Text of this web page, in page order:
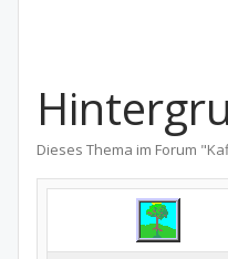
Dieses Thema im Forum "